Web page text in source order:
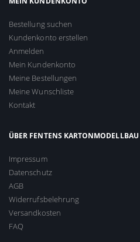
Bestellung suchen
Kundenkonto erstellen
Anmelden
Mein Kundenkonto
Meine Bestellungen
Meine Wunschliste
Kontakt
ÜBER FENTENS KARTONMODELLBAU
Impressum
Datenschutz
AGB
Widerrufsbelehrung
Versandkosten
FAQ